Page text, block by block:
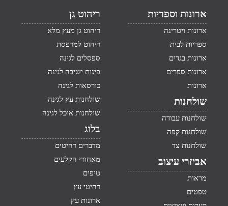
ארונות וספריות
ארונות ויטרינה
ספריות לבית
ארונות בגדים
ארונות ספרים
ארונות
שולחנות
שולחנות עבודה
שולחנות קפה
שולחנות צד
אביזרי עיצוב
מראות
טפטים
ריהוט גן
ריהוט גן מעץ מלא
ריהוט למרפסת
ספסלים לגינה
פינות ישיבה לגינה
כורסאות לגינה
שולחנות עץ לגינה
שולחנות אוכל לגינה
בלוג
מדברים רהיטים
מאחורי הקלעים
טיפים
רהיטי עץ
ארונות עץ